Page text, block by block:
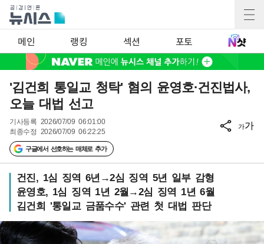
메인 랭킹 섹션 포토
'김건희 통일교 청탁' 혐의 윤영호·건진법사,
오늘 대법 선고
기사등록 2026/07/09 06:01:00
최종수정 2026/07/09 06:22:25
구글에서 선호하는 매체로 추가
가가
건진, 1심 징역 6년→2심 징역 5년 일부 감형
윤영호, 1심 징역 1년 2월→2심 징역 1년 6월
김건희 '통일교 금품수수' 관련 첫 대법 판단